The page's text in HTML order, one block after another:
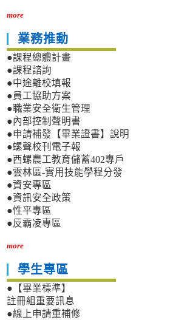
more
業務推動
●課程總體計畫
●課程諮詢
●中途離校填報
●員工協助方案
●職業安全衛生管理
●內部控制聲明書
●申請補發【畢業證書】說明
●螺聲校刊電子報
●西螺農工教育儲蓄402專戶
●雲林區-實用技能學程分發
●資安專區
●資訊安全政策
●性平專區
●反霸凌專區
more
學生專區
●【畢業標準】
註冊組重要訊息
●線上申請重補修